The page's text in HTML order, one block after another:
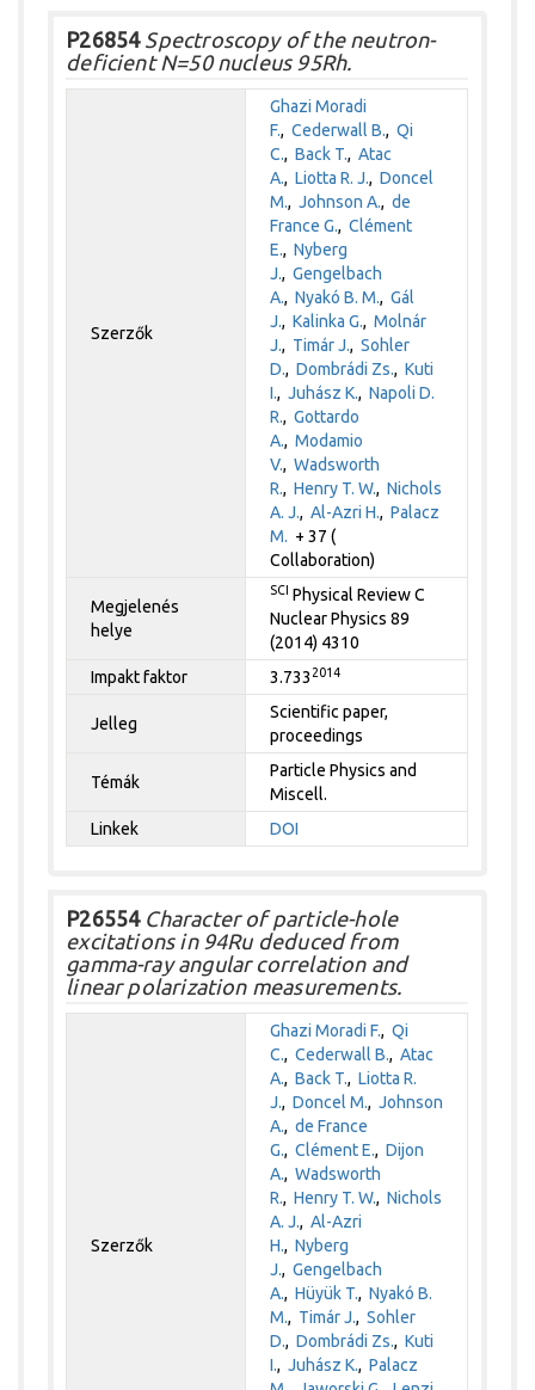
P26854Spectroscopy of the neutron-
deficient N=50 nucleus 95Rh.
Szerzők
Ghazi Moradi
F.,Cederwall B.,Qi
C.,Back T.,Atac
A.,Liotta R. J.,Doncel
M.,Johnson A.,de
France G.,Clément
E.,Nyberg
J.,Gengelbach
A.,Nyakó B. M.,Gál
J.,Kalinka G.,Molnár
J., Timár J.,Sohler
D.,Dombrádi Zs.,Kuti
I.,Juhász K.,Napoli D.
R.,Gottardo
A.,Modamio
V.,Wadsworth
R.,Henry T. W.,Nichols
A. J.,Al-Azri H.,Palacz
M. + 37 (
Collaboration)
Megjelenés
helye
SCI Physical Review C
Nuclear Physics 89
(2014) 4310
Impakt faktor
3.733 2014
Jelleg
Scientific paper,
proceedings
Témák
Particle Physics and
Miscell.
Linkek
DOI
P26554Character of particle-hole
excitations in 94Ru deduced from
gamma-ray angular correlation and
linear polarization measurements.
Szerzők
Ghazi Moradi F.,Qi
C.,Cederwall B.,Atac
A.,Back T.,Liotta R.
J.,Doncel M.,Johnson
A.,de France
G.,Clément E.,Dijon
A.,Wadsworth
R.,Henry T. W.,Nichols
A. J.,Al-Azri
H.,Nyberg
J.,Gengelbach
A.,Hüyük T.,Nyakó B.
M., Timár J.,Sohler
D.,Dombrádi Zs.,Kuti
I.,Juhász K.,Palacz